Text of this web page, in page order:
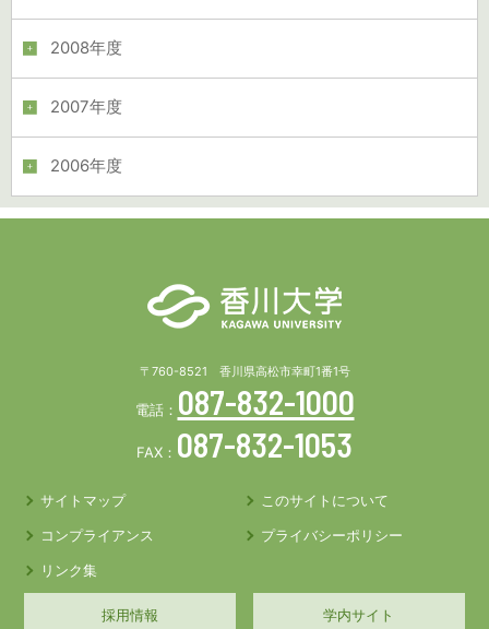
2008年度
2007年度
2006年度
〒760-8521 香川県高松市幸町1番1号
電話： 087-832-1000
FAX： 087-832-1053
サイトマップ
このサイトについて
コンプライアンス
プライバシーポリシー
リンク集
採用情報 学内サイト